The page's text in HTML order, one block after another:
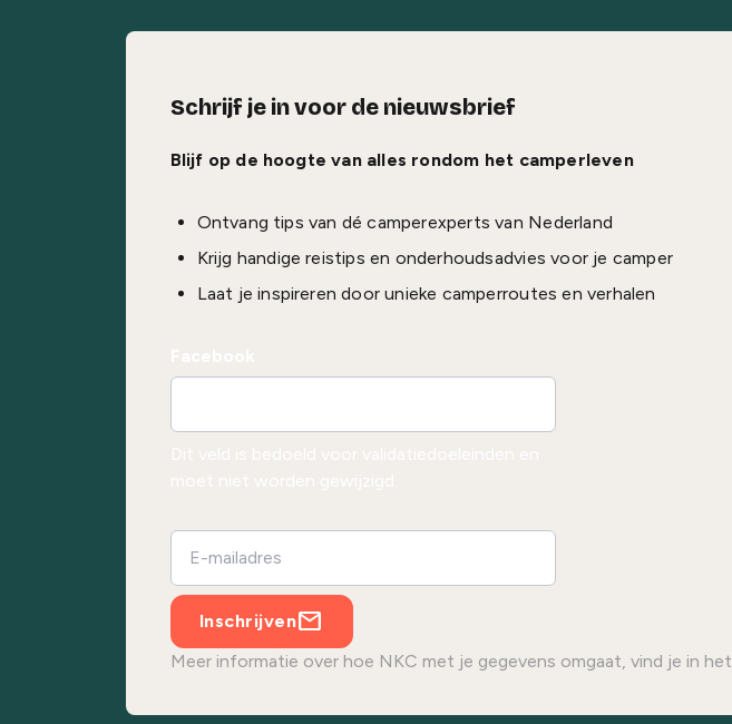
Schrijf je in voor de nieuwsbrief
Blijf op de hoogte van alles rondom het camperleven
Ontvang tips van dé camperexperts van Nederland
Krijg handige reistips en onderhoudsadvies voor je camper
Laat je inspireren door unieke camperroutes en verhalen
Inschrijven
Meer informatie over hoe NKC met je gegevens omgaat, vind je in het